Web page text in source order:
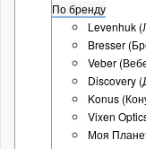
По бренду
Levenhuk
Bresser
Veber
Discovery
Konus
Vixen
Моя